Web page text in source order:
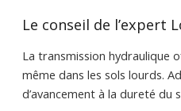
Le conseil de l’expert
La transmission hydraulique
même dans les sols lourds.
d’avancement à la dureté du